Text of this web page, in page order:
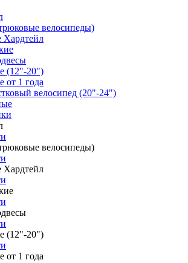
велосипеды)
Хардтейл
(12"-20")
от 1 года
велосипед (20"-24")
велосипеды)
Хардтейл
(12"-20")
от 1 года